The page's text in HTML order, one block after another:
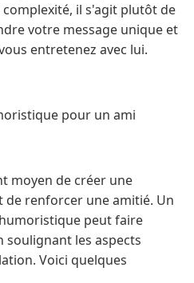
il s'agit plutôt de
votre message unique et
entretenez avec lui.
pour un ami
moyen de créer une
renforcer une amitié. Un
peut faire
les aspects
Voici quelques